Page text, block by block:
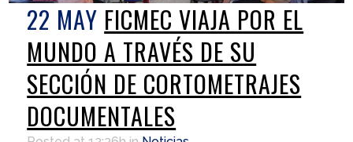
22 MAY FICMEC VIAJA POR EL
MUNDO A TRAVÉS DE SU
SECCIÓN DE CORTOMETRAJES
DOCUMENTALES